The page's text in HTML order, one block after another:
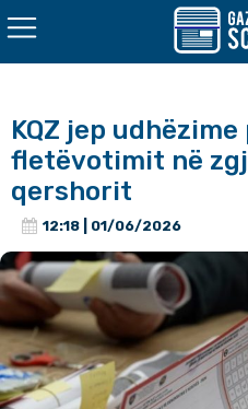
KQZ jep
fletëvotimit në
qershorit
12:18 | 01/06/2026